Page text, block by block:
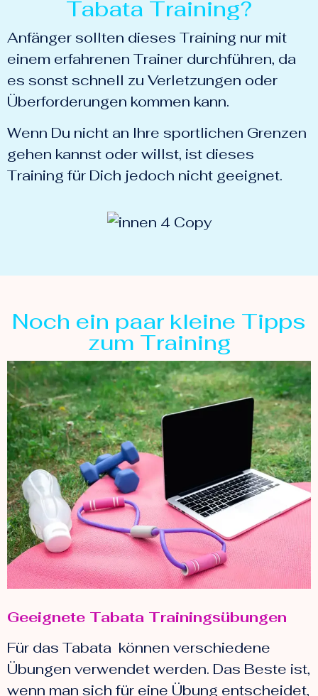
Tabata Training?
Anfänger sollten dieses Training nur mit
einem erfahrenen Trainer durchführen, da
es sonst schnell zu Verletzungen oder
Überforderungen kommen kann.
Wenn Du nicht an Ihre sportlichen Grenzen
gehen kannst oder willst, ist dieses
Training für Dich jedoch nicht geeignet.
Noch ein paar kleine Tipps
zum Training
Geeignete Tabata Trainingsübungen
Für das Tabata können verschiedene
Übungen verwendet werden. Das Beste ist,
wenn man sich für eine Übung entscheidet,